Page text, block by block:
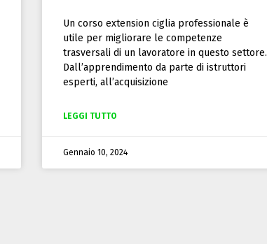
Un corso extension ciglia professionale è
utile per migliorare le competenze
trasversali di un lavoratore in questo settore.
Dall’apprendimento da parte di istruttori
esperti, all’acquisizione
LEGGI TUTTO
Gennaio 10, 2024